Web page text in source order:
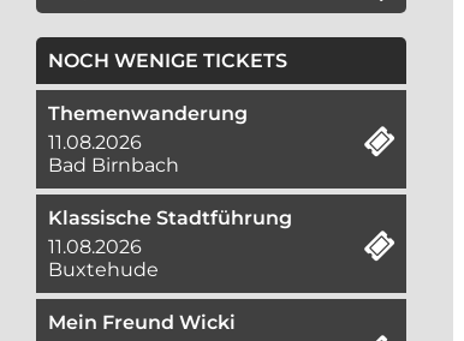
NOCH WENIGE TICKETS
Themenwanderung
11.08.2026
Bad Birnbach
Klassische Stadtführung
11.08.2026
Buxtehude
Mein Freund Wicki